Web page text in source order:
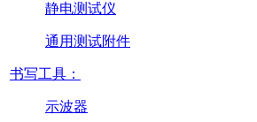
静电测试仪
通用测试附件
书写工具：
示波器